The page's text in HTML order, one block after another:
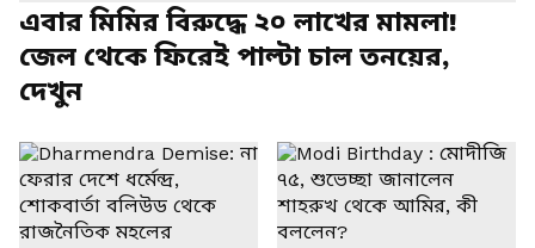
এবার মিমির বিরুদ্ধে ২০ লাখের মামলা!
জেল থেকে ফিরেই পাল্টা চাল তনয়ের,
দেখুন